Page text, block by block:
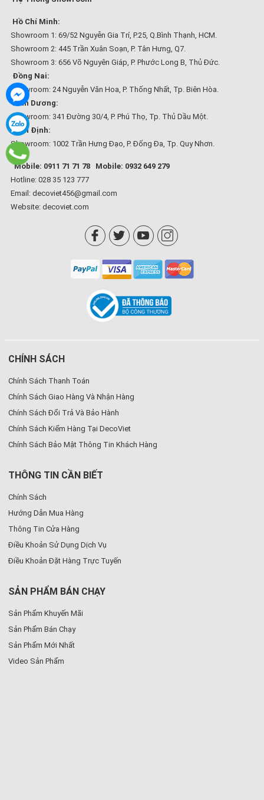
Hồ Chí Minh:
Showroom 1: 69/52 Nguyễn Gia Trí, P.25, Q.Bình Thạnh, HCM.
Showroom 2: 445 Trần Xuân Soạn, P. Tân Hưng, Q7.
Showroom 3: 656 Võ Nguyên Giáp, P. Phước Long B, Thủ Đức.
Đồng Nai:
Showroom: 24 Nguyễn Văn Hoa, P. Thống Nhất, Tp. Biên Hòa.
Bình Dương:
Showroom: 341 Đường 30/4, P. Phú Thọ, Tp. Thủ Dầu Một.
Bình Định:
Showroom: 1002 Trần Hưng Đạo, P. Đống Đa, Tp. Quy Nhơn.
Mobile: 0911 71 71 78
Mobile: 0932 649 279
Hotline: 028 35 123 777
Email: decoviet456@gmail.com
Website: decoviet.com
CHÍNH SÁCH
Chính Sách Thanh Toán
Chính Sách Giao Hàng Và Nhận Hàng
Chính Sách Đổi Trả Và Bảo Hành
Chính Sách Kiểm Hàng Tại DecoViet
Chính Sách Bảo Mật Thông Tin Khách Hàng
THÔNG TIN CẦN BIẾT
Chính Sách
Hướng Dẫn Mua Hàng
Thông Tin Cửa Hàng
Điều Khoản Sử Dụng Dịch Vụ
Điều Khoản Đặt Hàng Trực Tuyến
SẢN PHẨM BÁN CHẠY
Sản Phẩm Khuyến Mãi
Sản Phẩm Bán Chạy
Sản Phẩm Mới Nhất
Video Sản Phẩm